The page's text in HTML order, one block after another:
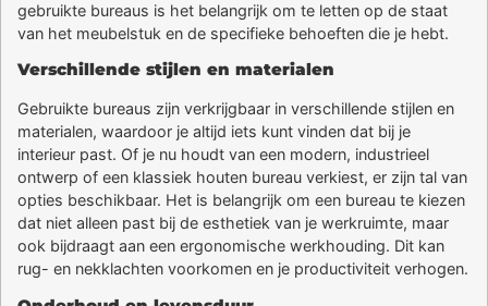
gebruikte bureaus is het belangrijk om te letten op de staat
van het meubelstuk en de specifieke behoeften die je hebt.
Verschillende stijlen en materialen
Gebruikte bureaus zijn verkrijgbaar in verschillende stijlen en
materialen, waardoor je altijd iets kunt vinden dat bij je
interieur past. Of je nu houdt van een modern, industrieel
ontwerp of een klassiek houten bureau verkiest, er zijn tal van
opties beschikbaar. Het is belangrijk om een bureau te kiezen
dat niet alleen past bij de esthetiek van je werkruimte, maar
ook bijdraagt aan een ergonomische werkhouding. Dit kan
rug- en nekklachten voorkomen en je productiviteit verhogen.